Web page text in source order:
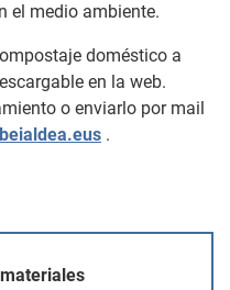
el medio ambiente.
doméstico a
en la web.
o enviarlo por mail
.